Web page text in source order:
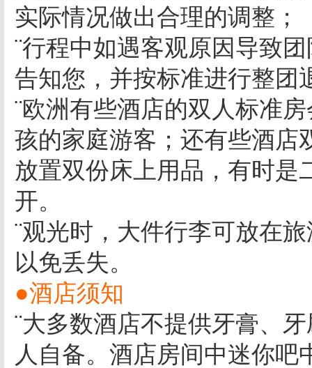
实际情况做出合理的调整；
¨行程中如遇客观原因导致
告知您，并按标准进行整团
¨欧洲有些酒店的双人标准
孩的家庭游客；还有些酒店
放置双份床上用品，有时是
开。
¨观光时，大件行李可放在
以免丢失。
●酒店须知
¨大多数酒店不提供牙膏、
人自备。酒店房间中迷你